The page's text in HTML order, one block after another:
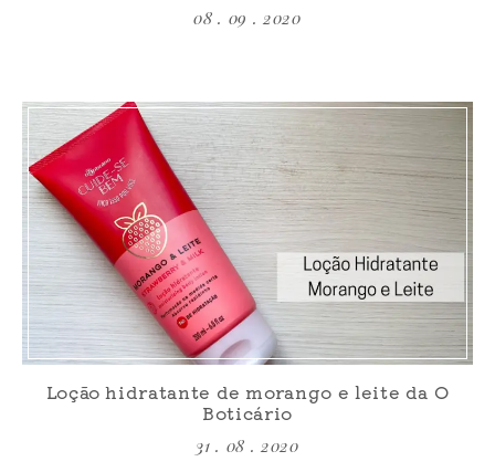
08 . 09 . 2020
Loção hidratante de morango e leite da O
Boticário
31 . 08 . 2020